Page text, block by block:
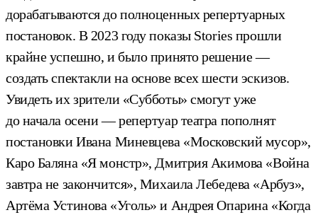
дорабатываются до полноценных репертуарных
постановок. В 2023 году показы Stories прошли
крайне успешно, и было принято решение —
создать спектакли на основе всех шести эскизов.
Увидеть их зрители «Субботы» смогут уже
до начала осени — репертуар театра пополнят
постановки Ивана Миневцева «Московский мусор»,
Каро Баляна «Я монстр», Дмитрия Акимова «Война
завтра не закончится», Михаила Лебедева «Арбуз»,
Артёма Устинова «Уголь» и Андрея Опарина «Когда